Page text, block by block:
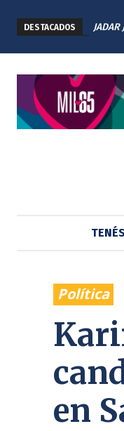
DESTACADOS
JADAR
Política
en